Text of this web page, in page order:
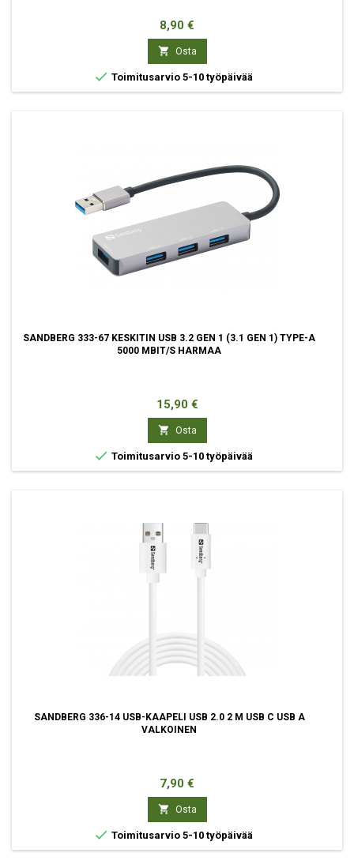
Hinta
8,90 €
 Osta
 Toimitusarvio 5-10 työpäivää
SANDBERG 333-67 KESKITIN USB 3.2 GEN 1 (3.1 GEN 1) TYPE-A
5000 MBIT/S HARMAA
Hinta
15,90 €
 Osta
 Toimitusarvio 5-10 työpäivää
SANDBERG 336-14 USB-KAAPELI USB 2.0 2 M USB C USB A
VALKOINEN
Hinta
7,90 €
 Osta
 Toimitusarvio 5-10 työpäivää